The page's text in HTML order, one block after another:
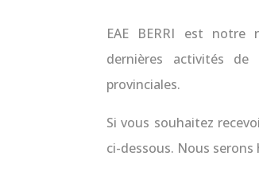
EAE BERRI est notre
dernières activités
provinciales.
Si vous souhaitez
ci-dessous. Nous